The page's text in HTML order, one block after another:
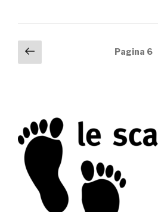
Navigazione
articoliprecedente
Pagina 6